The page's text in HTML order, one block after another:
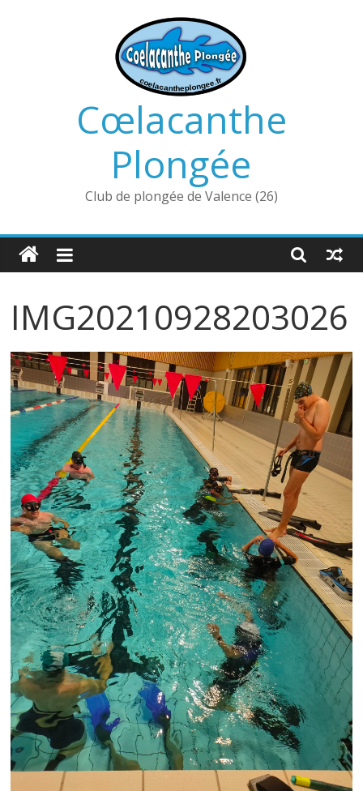
Cœlacanthe
Plongée
Club de plongée de Valence (26)
IMG20210928203026